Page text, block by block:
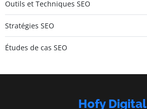
Outils et Techniques SEO
Stratégies SEO
Études de cas SEO
Hofy Digital